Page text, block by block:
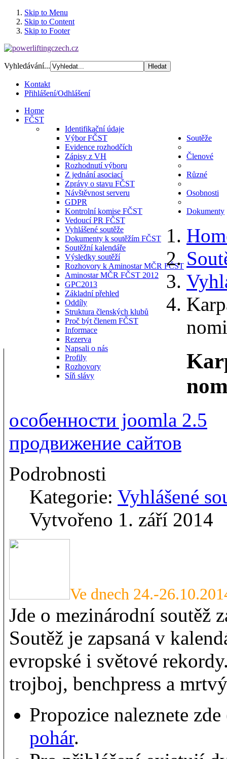
Skip to Menu
Skip to Content
Skip to Footer
Vyhledávání...
Kontakt
Přihlášení/Odhlášení
Home
FČST
Identifikační údaje
Výbor FČST
Evidence rozhodčích
Zápisy z VH
Rozhodnutí výboru
Z jednání asociací
Zprávy o stavu FČST
Návštěvnost serveru
GDPR
Kontrolní komise FČST
Vedoucí PR FČST
Soutěže
Vyhlášené soutěže
Dokumenty k soutěžím FČST
Soutěžní kalendáře
Výsledky soutěží
Rozhovory k Aminostar MČR FČST
Aminostar MČR FČST 2012
GPC2013
Členové
Základní přehled
Oddíly
Struktura členských klubů
Proč být členem FČST
Různé
Informace
Rezerva
Osobnosti
Napsali o nás
Profily
Rozhovory
Síň slávy
Dokumenty
особенности joomla 2.5
продвижение сайтов
Podrobnosti
Kategorie: Vyhlášené
Vytvořeno 1. září 2014
Ve dnech 24.-
Jde o mezinárodní soutěž
Soutěž je zapsaná v
evropské i světové
trojboj, benchpress a
Propozice naleznete
pohár.